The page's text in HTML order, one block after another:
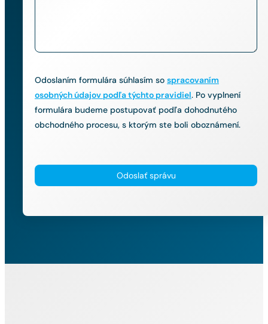
Odoslaním formulára súhlasím so spracovaním
osobných údajov podľa týchto pravidiel. Po vyplnení
formulára budeme postupovať podľa dohodnutého
obchodného procesu, s ktorým ste boli oboznámení.
Odoslať správu